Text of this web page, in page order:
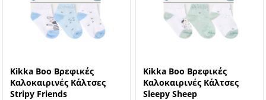
Kikka Boo Βρεφικές
Καλοκαιρινές Κάλτσες
Stripy Friends
Kikka Boo Βρεφικές
Καλοκαιρινές Κάλτσες
Sleepy Sheep